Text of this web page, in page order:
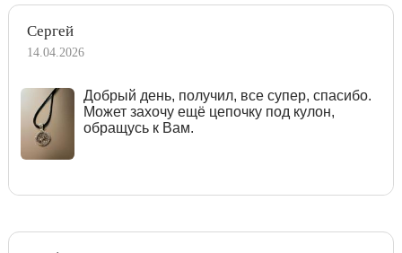
Сергей
14.04.2026
Добрый день, получил, все супер, спасибо.
Может захочу ещё цепочку под кулон,
обращусь к Вам.